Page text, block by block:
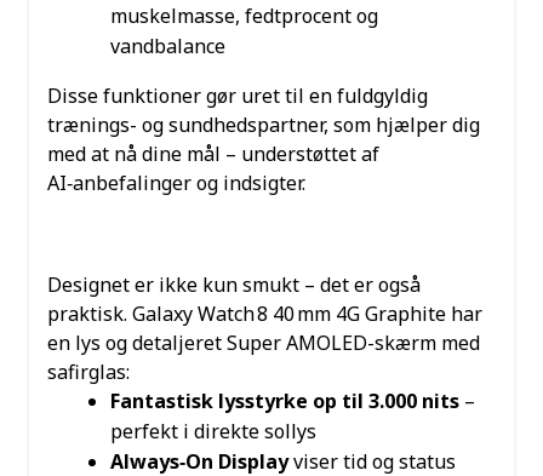
muskelmasse, fedtprocent og
vandbalance
Disse funktioner gør uret til en fuldgyldig
trænings- og sundhedspartner, som hjælper dig
med at nå dine mål – understøttet af
AI‑anbefalinger og indsigter.
Designet er ikke kun smukt – det er også
praktisk. Galaxy Watch 8 40 mm 4G Graphite har
en lys og detaljeret Super AMOLED-skærm med
safirglas:
Fantastisk lysstyrke op til 3.000 nits–
perfekt i direkte sollys
Always‑On Displayviser tid og status